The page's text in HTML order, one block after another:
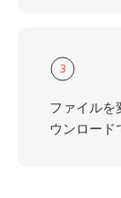
3
ファイル
ウンロード